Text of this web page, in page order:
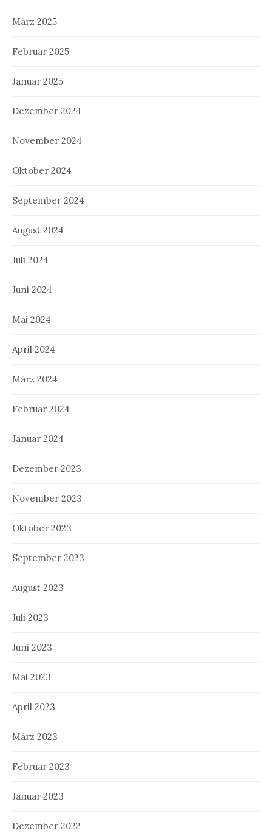
März 2025
Februar 2025
Januar 2025
Dezember 2024
November 2024
Oktober 2024
September 2024
August 2024
Juli 2024
Juni 2024
Mai 2024
April 2024
März 2024
Februar 2024
Januar 2024
Dezember 2023
November 2023
Oktober 2023
September 2023
August 2023
Juli 2023
Juni 2023
Mai 2023
April 2023
März 2023
Februar 2023
Januar 2023
Dezember 2022